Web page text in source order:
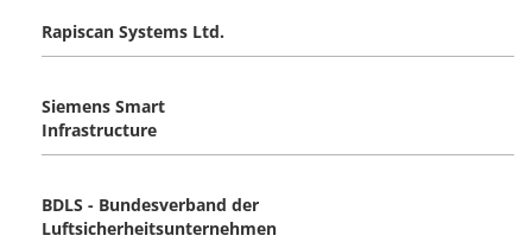
Rapiscan Systems Ltd.
Siemens Smart
Infrastructure
BDLS - Bundesverband der
Luftsicherheitsunternehmen